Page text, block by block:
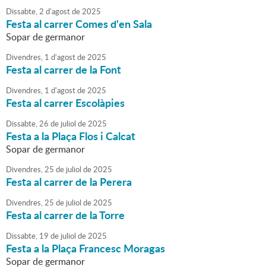
Dissabte,2 d'agostde2025
Festa al carrer Comes d'en Sala
Sopar de germanor
Divendres, 1 d'agostde2025
Festa al carrer de la Font
Divendres, 1 d'agostde2025
Festa al carrer Escolàpies
Dissabte,26 de juliol de2025
Festa a la Plaça Flos i Calcat
Sopar de germanor
Divendres,25 de juliol de2025
Festa al carrer de la Perera
Divendres,25 de juliol de2025
Festa al carrer de la Torre
Dissabte, 19 de juliol de2025
Festa a la Plaça Francesc Moragas
Sopar de germanor